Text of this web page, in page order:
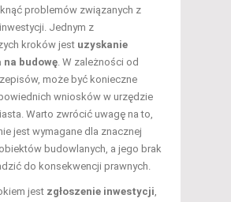
problemów związanych z
Jednym z
kroków jest uzyskanie
na budowę. W zależności od
może być konieczne
wniosków w urzędzie
Warto zwrócić uwagę na to,
jest wymagane dla znacznej
budowlanych, a jego brak
do konsekwencji prawnych.
jest zgłoszenie inwestycji,